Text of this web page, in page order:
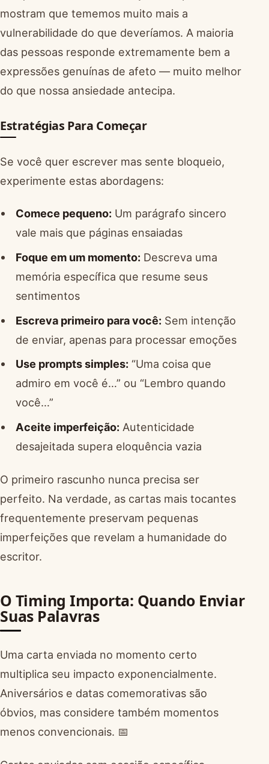
mostram que tememos muito mais a
vulnerabilidade do que deveríamos. A maioria
das pessoas responde extremamente bem a
expressões genuínas de afeto — muito melhor
do que nossa ansiedade antecipa.
Estratégias Para Começar
Se você quer escrever mas sente bloqueio,
experimente estas abordagens:
Comece pequeno:Um parágrafo sincero
vale mais que páginas ensaiadas
Foque em um momento:Descreva uma
memória específica que resume seus
sentimentos
Escreva primeiro para você:Sem intenção
de enviar, apenas para processar emoções
Use prompts simples:“Uma coisa que
admiro em você é…” ou “Lembro quando
você…”
Aceite imperfeição:Autenticidade
desajeitada supera eloquência vazia
O primeiro rascunho nunca precisa ser
perfeito. Na verdade, as cartas mais tocantes
frequentemente preservam pequenas
imperfeições que revelam a humanidade do
escritor.
O Timing Importa: Quando Enviar
Suas Palavras
Uma carta enviada no momento certo
multiplica seu impacto exponencialmente.
Aniversários e datas comemorativas são
óbvios, mas considere também momentos
menos convencionais. 📅